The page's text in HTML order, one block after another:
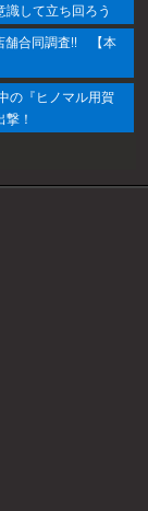
して立ち回ろう
舗合同調査!! 【本
の『ヒノマル用賀
！